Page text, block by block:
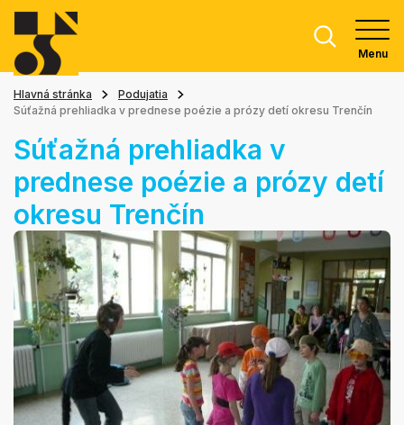
Menu
Hlavná stránka
Podujatia
Súťažná prehliadka v prednese poézie a prózy detí okresu Trenčín
Súťažná prehliadka v
prednese poézie a prózy detí
okresu Trenčín